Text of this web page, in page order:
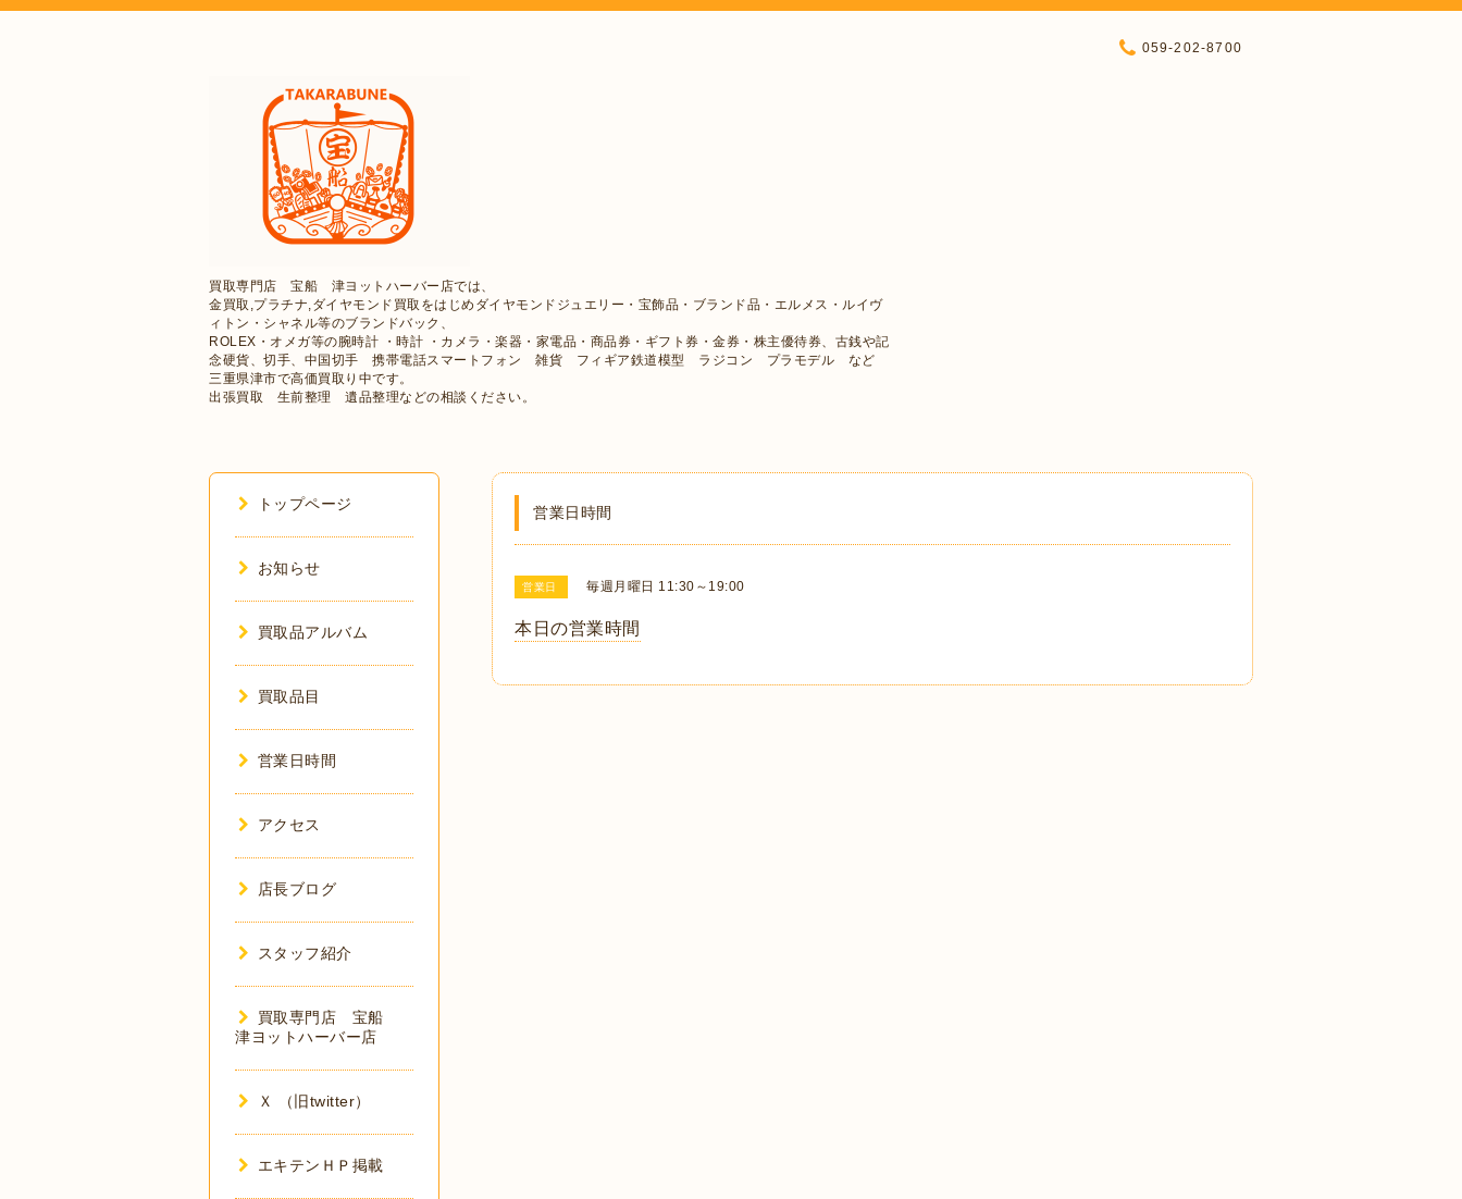
買取専門店 宝船 津ヨットハーバー店では、
金買取,プラチナ,ダイヤモンド買取をはじめダイヤモンドジュエリー・宝飾品・ブランド品・エルメス・ルイヴ
ィトン・シャネル等のブランドバック、
ROLEX・オメガ等の腕時計 ・時計 ・カメラ・楽器・家電品・商品券・ギフト券・金券・株主優待券、古銭や記
念硬貨、切手、中国切手 携帯電話スマートフォン 雑貨 フィギア鉄道模型 ラジコン プラモデル など
三重県津市で高価買取り中です。
出張買取 生前整理 遺品整理などの相談ください。
059-202-8700
営業日時間
営業日 毎週月曜日 11:30～19:00
本日の営業時間
トップページ
お知らせ
買取品アルバム
買取品目
営業日時間
アクセス
店長ブログ
スタッフ紹介
買取専門店 宝船
津ヨットハーバー店
Ｘ （旧twitter）
エキテンＨＰ掲載